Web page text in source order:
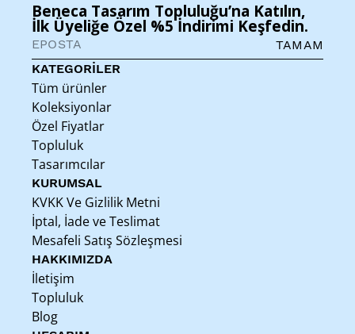
KATEGORİLER
Tüm ürünler
Koleksiyonlar
Özel Fiyatlar
Topluluk
Tasarımcılar
KURUMSAL
KVKK Ve Gizlilik Metni
İptal, İade ve Teslimat
Mesafeli Satış Sözleşmesi
HAKKIMIZDA
İletişim
Topluluk
Blog
Beneca Tasarım Topluluğu’na Katılın,
İlk Üyeliğe Özel %5 İndirimi Keşfedin.
TAMAM